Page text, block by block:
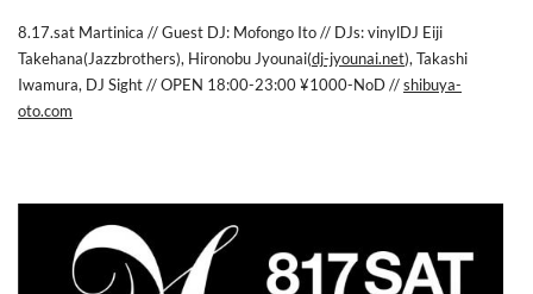
8.17.sat Martinica // Guest DJ: Mofongo Ito // DJs: vinylDJ Eiji
Takehana(Jazzbrothers), Hironobu Jyounai(dj-jyounai.net), Takashi
Iwamura, DJ Sight // OPEN 18:00-23:00 ¥1000-NoD //shibuya-
oto.com